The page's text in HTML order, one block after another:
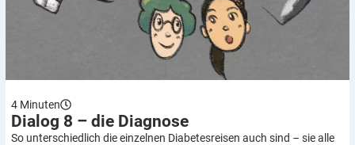
4 Minuten
Dialog 8 – die Diagnose
So unterschiedlich die einzelnen Diabetesreisen auch sind – sie alle